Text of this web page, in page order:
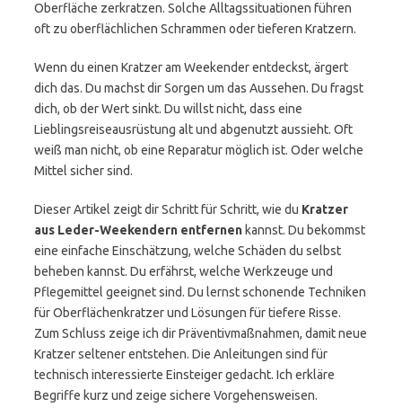
Oberfläche zerkratzen. Solche Alltagssituationen führen
oft zu oberflächlichen Schrammen oder tieferen Kratzern.
Wenn du einen Kratzer am Weekender entdeckst, ärgert
dich das. Du machst dir Sorgen um das Aussehen. Du fragst
dich, ob der Wert sinkt. Du willst nicht, dass eine
Lieblingsreiseausrüstung alt und abgenutzt aussieht. Oft
weiß man nicht, ob eine Reparatur möglich ist. Oder welche
Mittel sicher sind.
Dieser Artikel zeigt dir Schritt für Schritt, wie du Kratzer
aus Leder-Weekendern entfernen kannst. Du bekommst
eine einfache Einschätzung, welche Schäden du selbst
beheben kannst. Du erfährst, welche Werkzeuge und
Pflegemittel geeignet sind. Du lernst schonende Techniken
für Oberflächenkratzer und Lösungen für tiefere Risse.
Zum Schluss zeige ich dir Präventivmaßnahmen, damit neue
Kratzer seltener entstehen. Die Anleitungen sind für
technisch interessierte Einsteiger gedacht. Ich erkläre
Begriffe kurz und zeige sichere Vorgehensweisen.